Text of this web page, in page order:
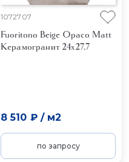
1072707
Fuoritono Beige Opaco Matt
Керамогранит 24x27.7
8 510 ₽/ м2
по запросу